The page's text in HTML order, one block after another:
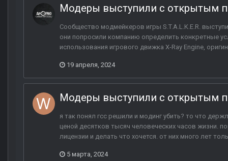
Модеры выступили с открытым
Сообщество модмейкеров игры S.T.A.L.K.E.R.
они попросили компанию определить конкретные
использования игрового движка X-Ray Engine,
19 апреля, 2024
Модеры выступили с открытым
я так понял гсс решили и модинг убить? то что
ценой десятков тысяч человеческих часов жизни.
лицензии и делать что хочется. от них много лет
5 марта, 2024